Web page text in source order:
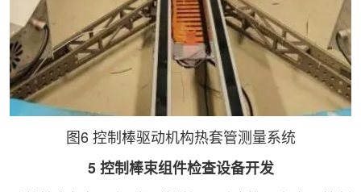
图6 控制棒驱动机构热套管测量系统
5 控制棒束组件检查设备开发